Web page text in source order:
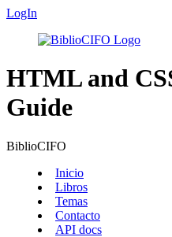
LogIn
HTML and
Guide
BiblioCIFO
Inicio
Libros
Temas
Contacto
API docs